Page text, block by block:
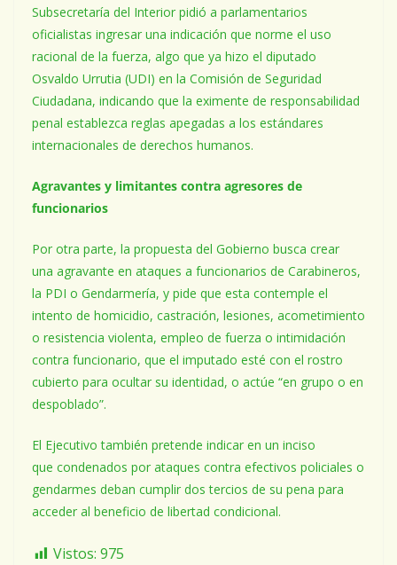
Subsecretaría del Interior pidió a parlamentarios
oficialistas ingresar una indicación que norme el uso
racional de la fuerza, algo que ya hizo el diputado
Osvaldo Urrutia (UDI) en la Comisión de Seguridad
Ciudadana, indicando que la eximente de responsabilidad
penal establezca reglas apegadas a los estándares
internacionales de derechos humanos.
Agravantes y limitantes contra agresores de
funcionarios
Por otra parte, la propuesta del Gobierno busca crear
una agravante en ataques a funcionarios de Carabineros,
la PDI o Gendarmería, y pide que esta contemple el
intento de homicidio, castración, lesiones, acometimiento
o resistencia violenta, empleo de fuerza o intimidación
contra funcionario, que el imputado esté con el rostro
cubierto para ocultar su identidad, o actúe “en grupo o en
despoblado”.
El Ejecutivo también pretende indicar en un inciso
que condenados por ataques contra efectivos policiales o
gendarmes deban cumplir dos tercios de su pena para
acceder al beneficio de libertad condicional.
Vistos: 975